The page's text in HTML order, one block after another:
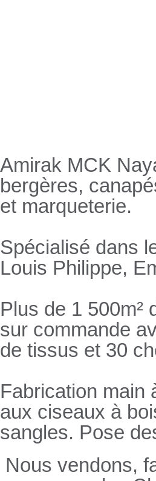
Amirak MCK
bergères,
et marqueterie.
Spécialisé dans
Louis Philippe,
Plus de 1 500m²
sur commande
de tissus et 30
Fabrication main
aux ciseaux à
sangles. Pose
Nous vendons,